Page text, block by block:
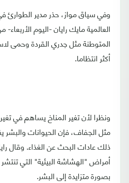
وفي سياق مواز، حذر مدير
العالمية مايك رايان -اليوم
المتوطنة مثل جدري القردة وحمى
أكثر انتظاما.
ونظرا لأن تغير المناخ يساهم في
مثل الجفاف، فإن الحيوانات
ذلك عادات البحث عن الغذاء. وقال
أمراض "الهشاشة البيئية" التي
بصورة متزايدة إلى البشر.